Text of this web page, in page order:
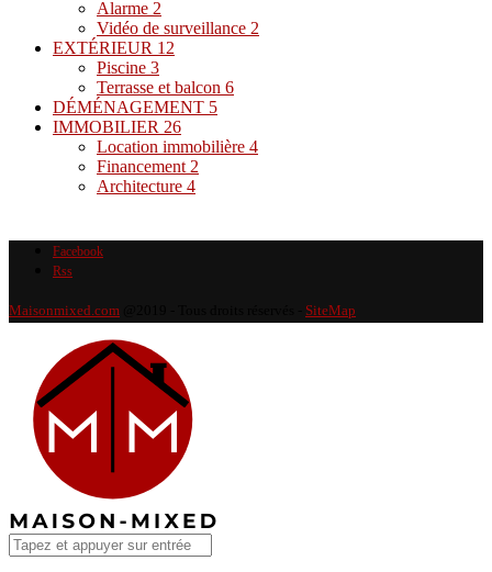
Alarme 2
Vidéo de surveillance 2
EXTÉRIEUR 12
Piscine 3
Terrasse et balcon 6
DÉMÉNAGEMENT 5
IMMOBILIER 26
Location immobilière 4
Financement 2
Architecture 4
Facebook
Rss
Maisonmixed.com SiteMap